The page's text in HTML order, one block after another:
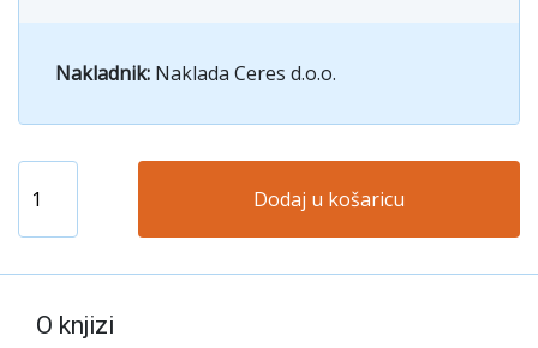
Nakladnik: Naklada Ceres d.o.o.
Dodaj u košaricu
O knjizi